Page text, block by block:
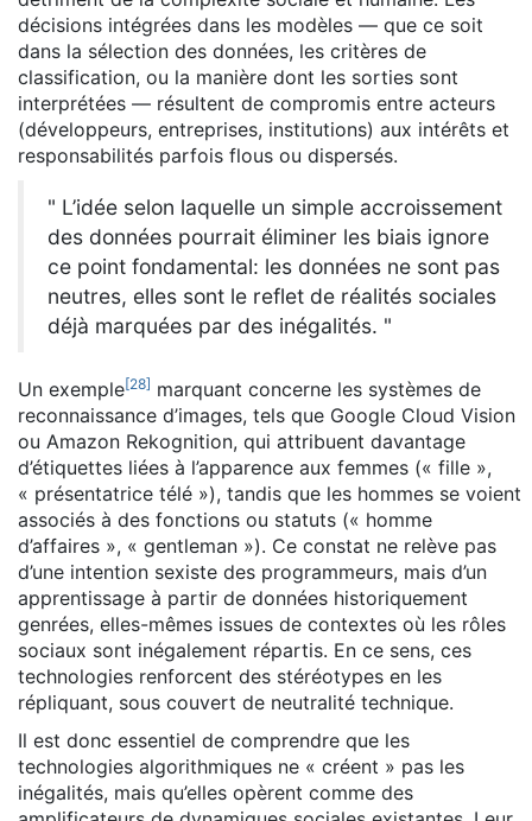
décisions intégrées dans les modèles — que ce soit
dans la sélection des données, les critères de
classification, ou la manière dont les sorties sont
interprétées — résultent de compromis entre acteurs
(développeurs, entreprises, institutions) aux intérêts et
responsabilités parfois flous ou dispersés.
" L’idée selon laquelle un simple accroissement
des données pourrait éliminer les biais ignore
ce point fondamental: les données ne sont pas
neutres, elles sont le reflet de réalités sociales
déjà marquées par des inégalités. "
Un exemple[28] marquant concerne les systèmes de
reconnaissance d’images, tels que Google Cloud Vision
ou Amazon Rekognition, qui attribuent davantage
d’étiquettes liées à l’apparence aux femmes (« fille »,
« présentatrice télé »), tandis que les hommes se voient
associés à des fonctions ou statuts (« homme
d’affaires », « gentleman »). Ce constat ne relève pas
d’une intention sexiste des programmeurs, mais d’un
apprentissage à partir de données historiquement
genrées, elles-mêmes issues de contextes où les rôles
sociaux sont inégalement répartis. En ce sens, ces
technologies renforcent des stéréotypes en les
répliquant, sous couvert de neutralité technique.
Il est donc essentiel de comprendre que les
technologies algorithmiques ne « créent » pas les
inégalités, mais qu’elles opèrent comme des